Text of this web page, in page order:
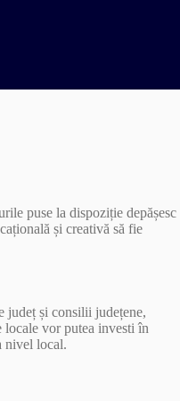
puse la dispoziție depășesc
și creativă să fie
județ și consilii județene,
locale vor putea investi în
nivel local.